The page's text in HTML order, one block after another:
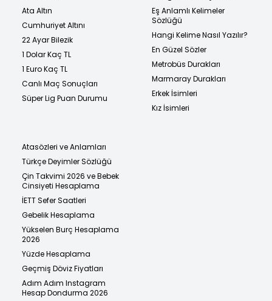
Ata Altın
Cumhuriyet Altını
22 Ayar Bilezik
1 Dolar Kaç TL
1 Euro Kaç TL
Canlı Maç Sonuçları
Süper Lig Puan Durumu
Eş Anlamlı Kelimeler
Sözlüğü
Hangi Kelime Nasıl Yazılır?
En Güzel Sözler
Metrobüs Durakları
Marmaray Durakları
Erkek İsimleri
Kız İsimleri
Atasözleri ve Anlamları
Türkçe Deyimler Sözlüğü
Çin Takvimi 2026 ve Bebek
Cinsiyeti Hesaplama
İETT Sefer Saatleri
Gebelik Hesaplama
Yükselen Burç Hesaplama
2026
Yüzde Hesaplama
Geçmiş Döviz Fiyatları
Adım Adım Instagram
Hesap Dondurma 2026